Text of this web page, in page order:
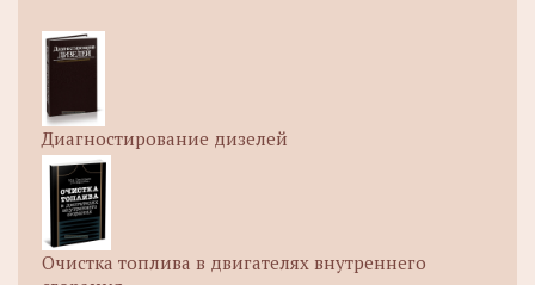
Диагностирование дизелей
Очистка топлива в двигателях внутреннего